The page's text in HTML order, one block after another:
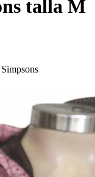
talla M